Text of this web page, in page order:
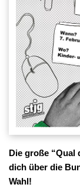
Die große
dich über die
Wahl!